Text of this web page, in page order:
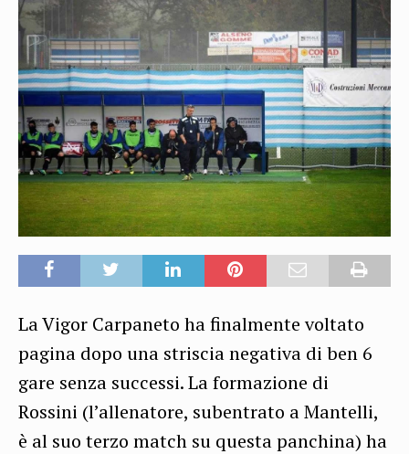
La Vigor Carpaneto ha finalmente voltato
pagina dopo una striscia negativa di ben 6
gare senza successi. La formazione di
Rossini (l’allenatore, subentrato a Mantelli,
è al suo terzo match su questa panchina) ha